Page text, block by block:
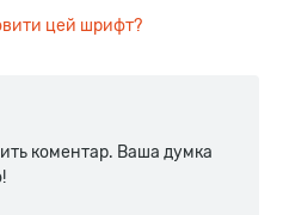
цей шрифт?
коментар. Ваша думка